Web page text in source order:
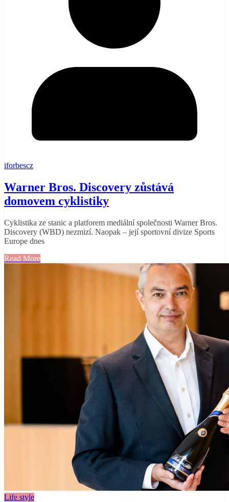
iforbescz
Warner Bros. Discovery zůstává
domovem cyklistiky
Cyklistika ze stanic a platforem mediální společnosti Warner Bros.
Discovery (WBD) nezmizí. Naopak – její sportovní divize Sports
Europe dnes
Read More
Life style